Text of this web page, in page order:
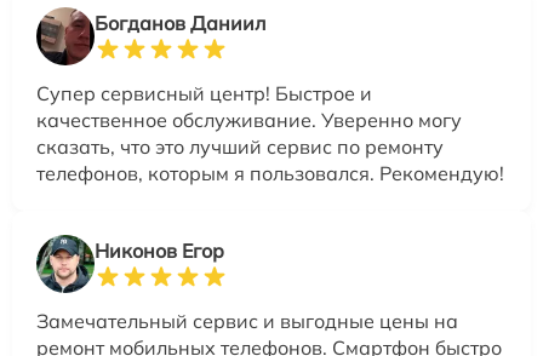
Богданов Даниил
Супер сервисный центр! Быстрое и
качественное обслуживание. Уверенно могу
сказать, что это лучший сервис по ремонту
телефонов, которым я пользовался. Рекомендую!
Никонов Егор
Замечательный сервис и выгодные цены на
ремонт мобильных телефонов. Смартфон быстро